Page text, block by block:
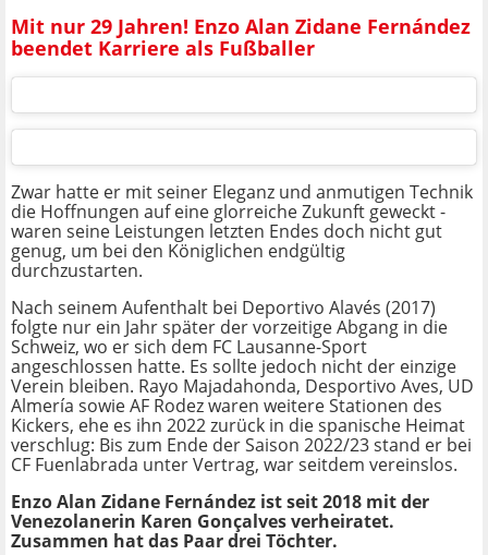
Mit nur 29 Jahren! Enzo Alan Zidane Fernández
beendet Karriere als Fußballer
Zwar hatte er mit seiner Eleganz und anmutigen Technik
die Hoffnungen auf eine glorreiche Zukunft geweckt -
waren seine Leistungen letzten Endes doch nicht gut
genug, um bei den Königlichen endgültig
durchzustarten.
Nach seinem Aufenthalt bei Deportivo Alavés (2017)
folgte nur ein Jahr später der vorzeitige Abgang in die
Schweiz, wo er sich dem FC Lausanne-Sport
angeschlossen hatte. Es sollte jedoch nicht der einzige
Verein bleiben. Rayo Majadahonda, Desportivo Aves, UD
Almería sowie AF Rodez waren weitere Stationen des
Kickers, ehe es ihn 2022 zurück in die spanische Heimat
verschlug: Bis zum Ende der Saison 2022/23 stand er bei
CF Fuenlabrada unter Vertrag, war seitdem vereinslos.
Enzo Alan Zidane Fernández ist seit 2018 mit der
Venezolanerin Karen Gonçalves verheiratet.
Zusammen hat das Paar drei Töchter.